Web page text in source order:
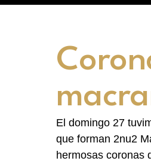
El domingo 27
que forman 2nu2
hermosas coronas